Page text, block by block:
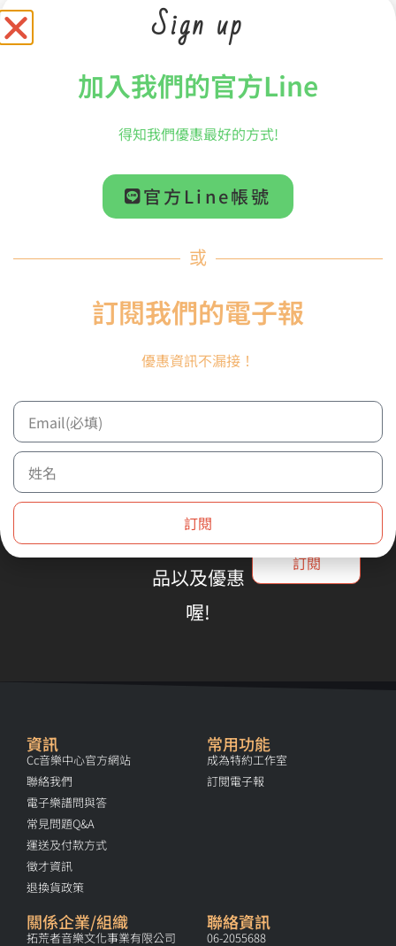
【預購商品】【RON
VAUGHN簽名調音系列
2,299
11,699
選擇規格
We ship anywhere in the
World!
訂閱
不要錯過我
們的最新商
品以及優惠
喔!
訂閱
資訊
Cc音樂中心官方網站
聯絡我們
電子樂譜問與答
常見問題Q&A
運送及付款方式
徵才資訊
退換貨政策
常用功能
成為特約工作室
訂閱電子報
關係企業/組織
拓荒者音樂文化事業有限公司
聯絡資訊
06-2055688
Sign up
加入我們的官方Line
得知我們優惠最好的方式!
官方Line帳號
或
訂閱我們的電子報
優惠資訊不漏接！
訂閱